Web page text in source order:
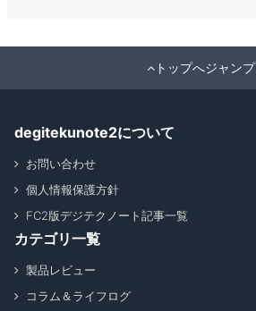
トップへジャンプ
degitekunote2について
お問い合わせ
個人情報保護方針
FC2版デジテクノート記事一覧
カテゴリ一覧
製品レビュー
コラム＆ライフログ